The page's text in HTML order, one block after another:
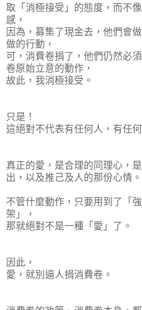
取「消極接受」的態度，而不
感，
因為，募集了現金去，他們會
做的行動，
可，消費卷捐了，他們仍然必
卷原始立意的動作，
故此，我消極接受。
只是！
這絕對不代表有任何人，有任
真正的愛，是合理的同理心，
出，以及推己及人的那份心情。
不管什麼動作，只要用到了「
架」，
那就絕對不是一種「愛」了。
因此，
愛，就別逼人捐消費卷。